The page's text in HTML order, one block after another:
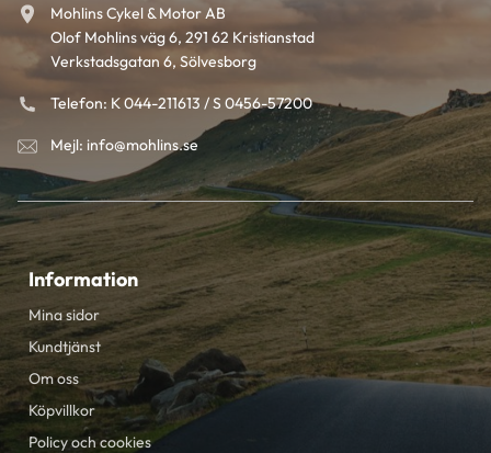
Mohlins Cykel & Motor AB
Olof Mohlins väg 6, 291 62 Kristianstad
Verkstadsgatan 6, Sölvesborg
Telefon: K 044-211613 / S 0456-57200
Mejl: info@mohlins.se
Information
Mina sidor
Kundtjänst
Om oss
Köpvillkor
Policy och cookies